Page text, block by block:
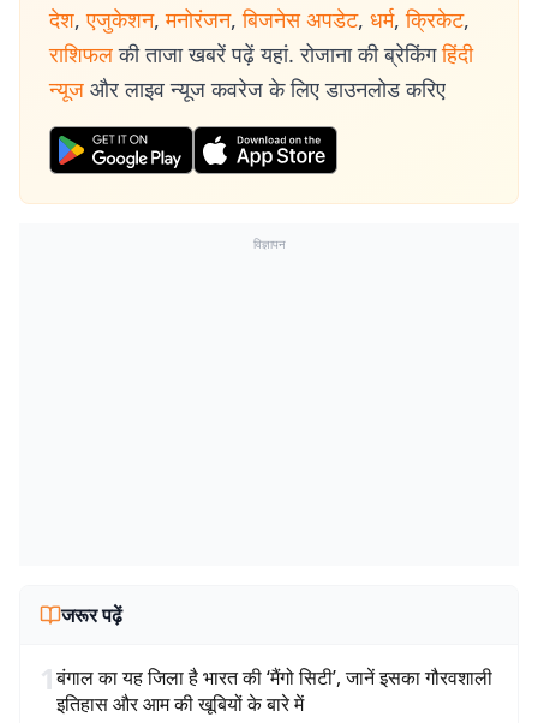
देश, एजुकेशन, मनोरंजन, बिजनेस अपडेट, धर्म, क्रिकेट,
राशिफल की ताजा खबरें पढ़ें यहां. रोजाना की ब्रेकिंग हिंदी
न्यूज और लाइव न्यूज कवरेज के लिए डाउनलोड करिए
विज्ञापन
जरूर पढ़ें
1बंगाल का यह जिला है भारत की ‘मैंगो सिटी’, जानें इसका गौरवशाली
इतिहास और आम की खूबियों के बारे में